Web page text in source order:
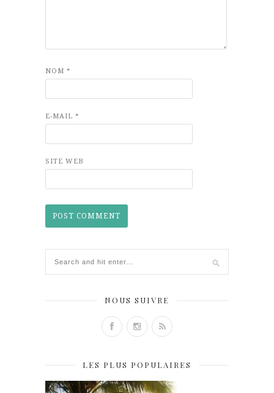
NOM *
E-MAIL *
SITE WEB
NOUS SUIVRE
LES PLUS POPULAIRES